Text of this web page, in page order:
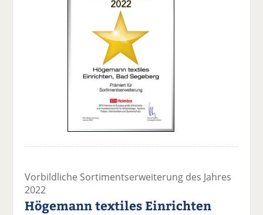
Vorbildliche Sortimentserweiterung des Jahres
2022
Högemann textiles Einrichten